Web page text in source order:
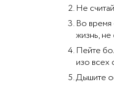
Не
Во время
жизнь,
Пейте
изо всех
Дышите